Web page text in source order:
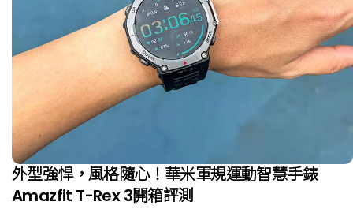
外型強悍，風格隨心！華米軍規運動智慧手錶
Amazfit T-Rex 3開箱評測